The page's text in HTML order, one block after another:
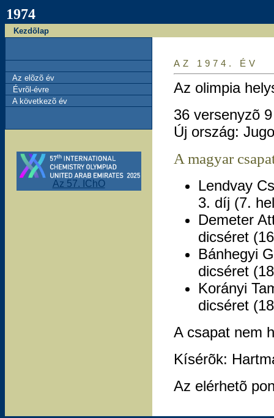
1974
Kezdõlap
Az elõzõ év
Évrõl-évre
A következõ év
Az 57. IChO
AZ 1974. ÉV
Az olimpia
36 versenyzõ
Új ország:
A magyar
Lendvay
3. díj (7.
Demeter
dicséret
Bánhegyi
dicséret
Korányi
dicséret
A csapat nem
Kísérõk:
Az elérhetõ